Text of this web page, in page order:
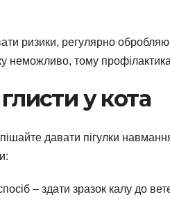
ризики, регулярно
неможливо, тому
у кота
давати пігулки
– здати зразок калу до